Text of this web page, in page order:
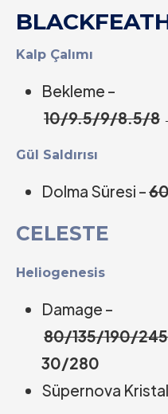
Kalp Çalımı
Bekleme –
10/9.5/9/8.5/8
Gül Saldırısı
Dolma Süresi –
CELESTE
Heliogenesis
Damage –
80/135/190/
30/280
Süpernova Kristal